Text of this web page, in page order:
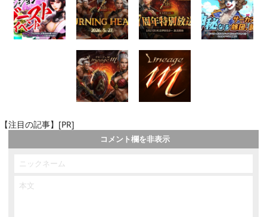
【注目の記事】[PR]
コメント欄を非表示